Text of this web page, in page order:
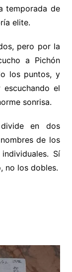
temporada de
elite.
pero por la
a Pichón
los puntos, y
el
sonrisa.
en dos
de los
Sí
no los dobles.